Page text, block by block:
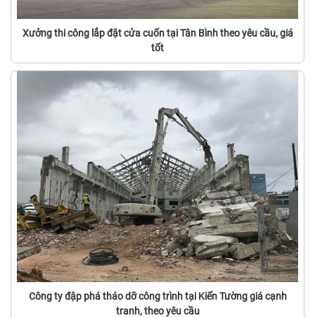
Xưởng thi công lắp đặt cửa cuốn tại Tân Bình theo yêu cầu, giá
tốt
Công ty đập phá tháo dỡ công trình tại Kiến Tường giá cạnh
tranh, theo yêu cầu